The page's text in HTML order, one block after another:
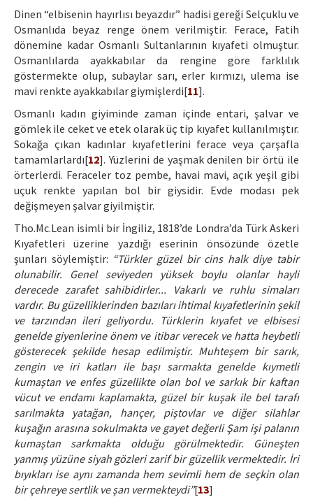
Dinen “elbisenin hayırlısı beyazdır” hadisi gereği Selçuklu ve
Osmanlıda beyaz renge önem verilmiştir. Ferace, Fatih
dönemine kadar Osmanlı Sultanlarının kıyafeti olmuştur.
Osmanlılarda ayakkabılar da rengine göre farklılık
göstermekte olup, subaylar sarı, erler kırmızı, ulema ise
mavi renkte ayakkabılar giymişlerdi[11].
Osmanlı kadın giyiminde zaman içinde entari, şalvar ve
gömlek ile ceket ve etek olarak üç tip kıyafet kullanılmıştır.
Sokağa çıkan kadınlar kıyafetlerini ferace veya çarşafla
tamamlarlardı[12]. Yüzlerini de yaşmak denilen bir örtü ile
örterlerdi. Feraceler toz pembe, havai mavi, açık yeşil gibi
uçuk renkte yapılan bol bir giysidir. Evde modası pek
değişmeyen şalvar giyilmiştir.
Tho.Mc.Lean isimli bir İngiliz, 1818’de Londra’da Türk Askeri
Kıyafetleri üzerine yazdığı eserinin önsözünde özetle
şunları söylemiştir: “Türkler güzel bir cins halk diye tabir
olunabilir. Genel seviyeden yüksek boylu olanlar hayli
derecede zarafet sahibidirler... Vakarlı ve ruhlu simaları
vardır. Bu güzelliklerinden bazıları ihtimal kıyafetlerinin şekil
ve tarzından ileri geliyordu. Türklerin kıyafet ve elbisesi
genelde giyenlerine önem ve itibar verecek ve hatta heybetli
gösterecek şekilde hesap edilmiştir. Muhteşem bir sarık,
zengin ve iri katları ile başı sarmakta genelde kıymetli
kumaştan ve enfes güzellikte olan bol ve sarkık bir kaftan
vücut ve endamı kaplamakta, güzel bir kuşak ile bel tarafı
sarılmakta yatağan, hançer, piştovlar ve diğer silahlar
kuşağın arasına sokulmakta ve gayet değerli Şam işi palanın
kumaştan sarkmakta olduğu görülmektedir. Güneşten
yanmış yüzüne siyah gözleri zarif bir güzellik vermektedir. İri
bıyıkları ise aynı zamanda hem sevimli hem de seçkin olan
bir çehreye sertlik ve şan vermekteydi”[13]